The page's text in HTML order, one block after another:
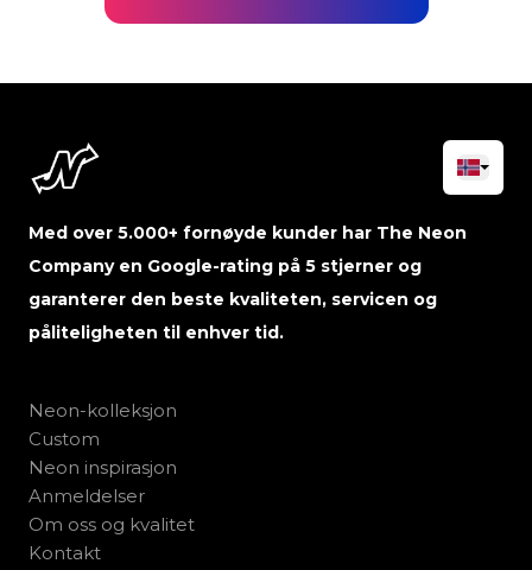
Med over 5.000+ fornøyde kunder har The Neon
Company en Google-rating på 5 stjerner og
garanterer den beste kvaliteten, servicen og
påliteligheten til enhver tid.
Neon-kolleksjon
Custom
Neon inspirasjon
Anmeldelser
Om oss og kvalitet
Kontakt